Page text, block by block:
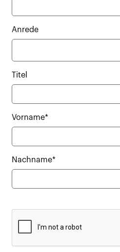
Anrede
Titel
Vorname*
Nachname*